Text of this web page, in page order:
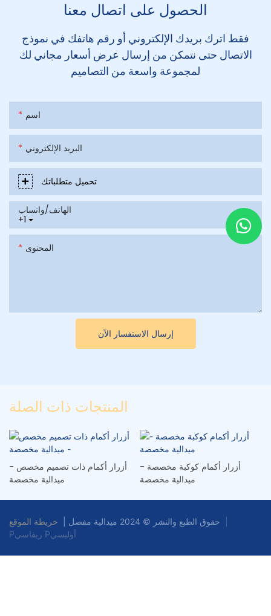
الحصول على اتصال معنا
فقط اترك بريدك الإلكتروني أو رقم هاتفك في نموذج
الاتصال حتى نتمكن من إرسال عرض أسعار مجاني لك
لمجموعة واسعة من التصاميم
اسم
البريد الإلكتروني
تحميل متطلباتك
+1
الهاتف/واتساب
المحتوى
إرسال الاستفسار الآن
المنتجات ذات الصلة
أزرار أكمام ذات تصميم مخصص -
ميدالية مخصصة
أزرار أكمام كوكبة مخصصة -
ميدالية مخصصة
حقوق الطبع والنشر © 2024 ميدالية مفصل |
Pريفاسي Pأوليسي